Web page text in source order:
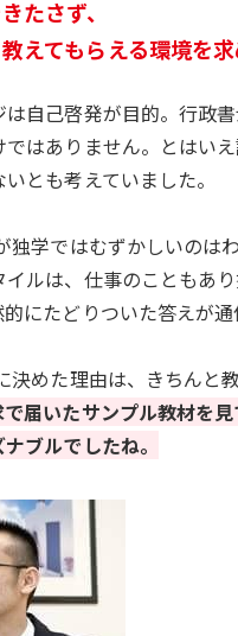
たさず、
えてもらえる環境を求
自己啓発が目的。行政
ではありません。とはい
とも考えていました。
独学ではむずかしいのは
イルは、仕事のこともあ
にたどりついた答えが通
決めた理由は、きちんと
届いたサンプル教材を
ブルでしたね。